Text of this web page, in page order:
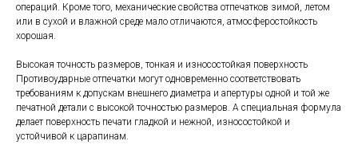
операций. Кроме того, механические свойства отпечатков зимой, летом
или в сухой и влажной среде мало отличаются, атмосферостойкость
хорошая.
Высокая точность размеров, тонкая и износостойкая поверхность
Противоударные отпечатки могут одновременно соответствовать
требованиям к допускам внешнего диаметра и апертуры одной и той же
печатной детали с высокой точностью размеров. А специальная формула
делает поверхность печати гладкой и нежной, износостойкой и
устойчивой к царапинам.